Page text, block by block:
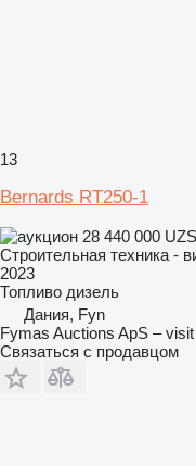
13
Bernards RT250-1
28 440 000 UZS
Строительная техника -
2023
Топливо дизель
Дания, Fyn
Fymas Auctions ApS –
Связаться с продавцом